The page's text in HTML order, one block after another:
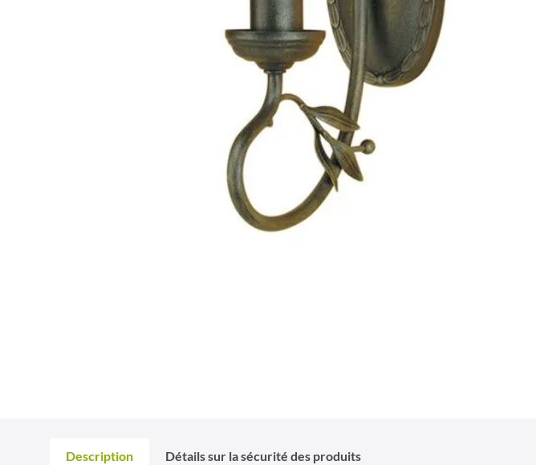
Description Détails sur la sécurité des produits